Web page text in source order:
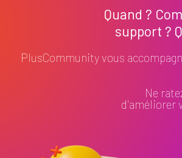
Quand ?
support ?
PlusCommunity vous
Ne
d'améliorer